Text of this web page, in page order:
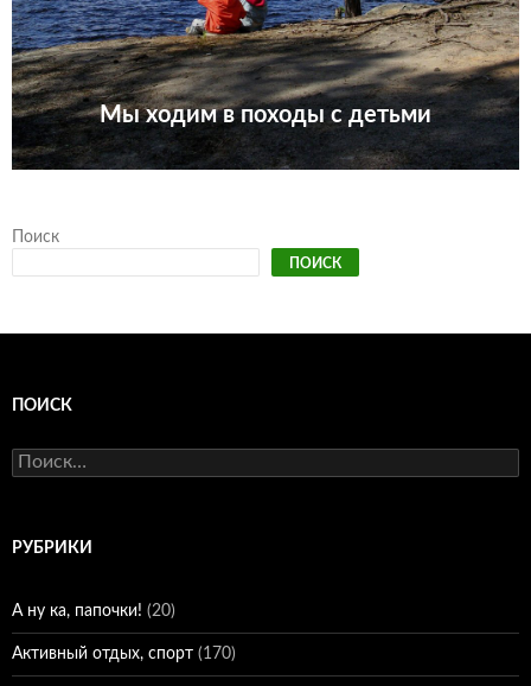
Мы ходим в походы с детьми
Поиск
ПОИСК
ПОИСК
Найти:
РУБРИКИ
А ну ка, папочки! (20)
Активный отдых, спорт (170)